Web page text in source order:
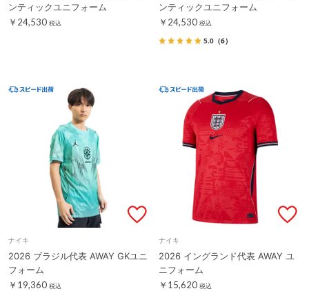
ンティックユニフォーム
￥24,530 税込
ンティックユニフォーム
￥24,530 税込
5.0 （6）
ナイキ
2026 ブラジル代表 AWAY GKユニ
フォーム
￥19,360 税込
ナイキ
2026 イングランド代表 AWAY ユ
ニフォーム
￥15,620 税込